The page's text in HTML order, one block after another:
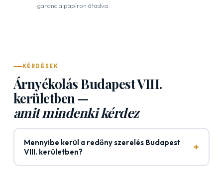
garancia papíron átadva.
KÉRDÉSEK
Árnyékolás Budapest VIII.
kerületben —
amit mindenki kérdez
Mennyibe kerül a redőny szerelés Budapest
VIII. kerületben?
+